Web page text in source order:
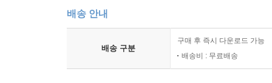
배송 안내
배송 구분
구매 후 즉시 다운로드 가능
배송비 : 무료배송